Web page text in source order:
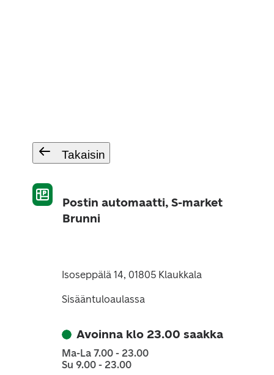
Takaisin
Postin automaatti, S-market
Brunni
Isoseppälä 14, 01805 Klaukkala
Sisääntuloaulassa
Avoinna klo 23.00 saakka
Ma-La 7.00 - 23.00
Su 9.00 - 23.00